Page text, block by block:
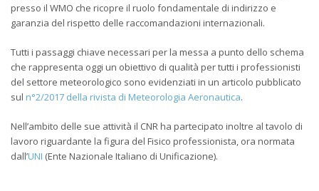
presso il WMO che ricopre il ruolo fondamentale di indirizzo e
garanzia del rispetto delle raccomandazioni internazionali.
Tutti i passaggi chiave necessari per la messa a punto dello schema
che rappresenta oggi un obiettivo di qualità per tutti i professionisti
del settore meteorologico sono evidenziati in un articolo pubblicato
sul n°2/2017 della rivista di Meteorologia Aeronautica.
Nell’ambito delle sue attività il CNR ha partecipato inoltre al tavolo di
lavoro riguardante la figura del Fisico professionista, ora normata
dall’UNI (Ente Nazionale Italiano di Unificazione).